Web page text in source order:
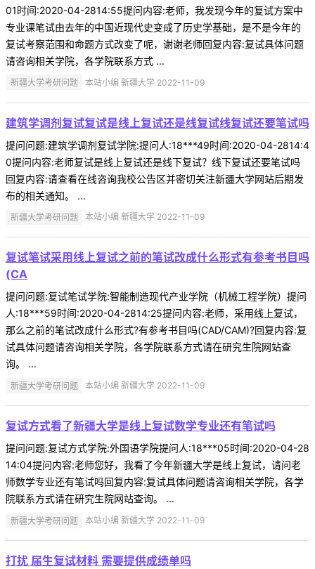
01时间:2020-04-2814:55提问内容:老师，我发现今年的复试方案中
专业课笔试由去年的中国近现代史变成了历史学基础，是不是今年的
复试考察范围和命题方式改变了呢，谢谢老师回复内容:复试具体问题
请咨询相关学院，各学院联系方式 ...
新疆大学考研问题 本站小编 新疆大学 2022-11-09
建筑学调剂复试复试是线上复试还是线复试线复试还要笔试吗
提问问题:建筑学调剂复试学院:提问人:18***49时间:2020-04-2814:4
0提问内容:老师复试是线上复试还是线下复试？线下复试还要笔试吗
回复内容:请查看在线咨询我校公告区并密切关注新疆大学网站后期发
布的相关通知。 ...
新疆大学考研问题 本站小编 新疆大学 2022-11-09
复试笔试采用线上复试之前的笔试改成什么形式有参考书目吗
(CA
提问问题:复试笔试学院:智能制造现代产业学院（机械工程学院）提问
人:18***59时间:2020-04-2814:25提问内容:老师，采用线上复试，
那么之前的笔试改成什么形式?有参考书目吗(CAD/CAM)?回复内容:复
试具体问题请咨询相关学院，各学院联系方式请在研究生院网站查
询。 ...
新疆大学考研问题 本站小编 新疆大学 2022-11-09
复试方式看了新疆大学是线上复试数学专业还有笔试吗
提问问题:复试方式学院:外国语学院提问人:18***05时间:2020-04-28
14:04提问内容:老师您好，我看了今年新疆大学是线上复试，请问老
师数学专业还有笔试吗回复内容:复试具体问题请咨询相关学院，各学
院联系方式请在研究生院网站查询。 ...
新疆大学考研问题 本站小编 新疆大学 2022-11-09
打扰 届生复试材料 需要提供成绩单吗